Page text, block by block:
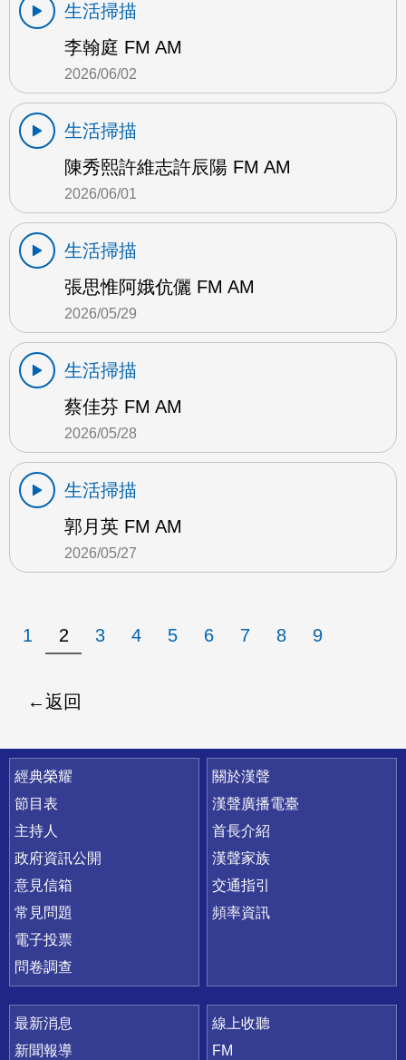
生活掃描
李翰庭 FM AM
2026/06/02
生活掃描
陳秀熙許維志許辰陽 FM AM
2026/06/01
生活掃描
張思惟阿娥伉儷 FM AM
2026/05/29
生活掃描
蔡佳芬 FM AM
2026/05/28
生活掃描
郭月英 FM AM
2026/05/27
1 2 3 4 5 6 7 8 9
返回
快速連結
經典榮耀
節目表
主持人
政府資訊公開
意見信箱
常見問題
電子投票
問卷調查
關於漢聲
漢聲廣播電臺
首長介紹
漢聲家族
交通指引
頻率資訊
最新消息
新聞報導
線上收聽
FM